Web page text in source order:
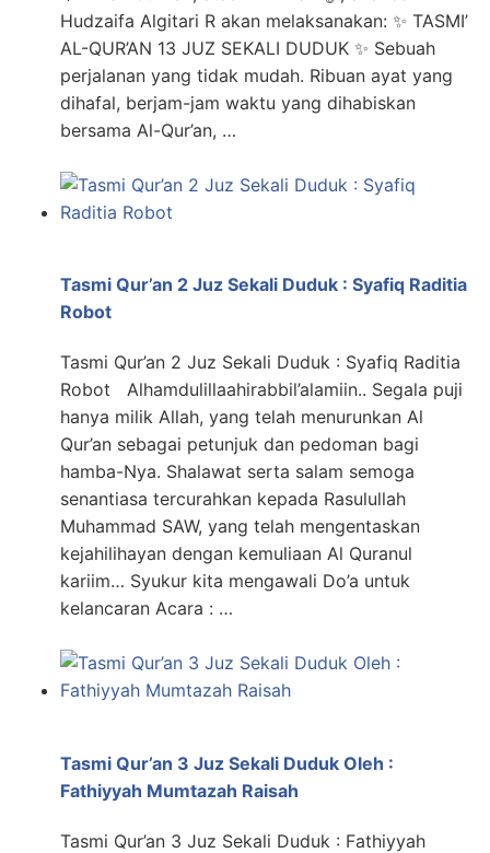
Hudzaifa Algitari R akan melaksanakan: ✨ TASMI’
AL-QUR’AN 13 JUZ SEKALI DUDUK ✨ Sebuah
perjalanan yang tidak mudah. Ribuan ayat yang
dihafal, berjam-jam waktu yang dihabiskan
bersama Al-Qur’an, …
Tasmi Qur’an 2 Juz Sekali Duduk : Syafiq Raditia
Robot
Tasmi Qur’an 2 Juz Sekali Duduk : Syafiq Raditia
Robot Alhamdulillaahirabbil’alamiin.. Segala puji
hanya milik Allah, yang telah menurunkan Al
Qur’an sebagai petunjuk dan pedoman bagi
hamba-Nya. Shalawat serta salam semoga
senantiasa tercurahkan kepada Rasulullah
Muhammad SAW, yang telah mengentaskan
kejahilihayan dengan kemuliaan Al Quranul
kariim… Syukur kita mengawali Do’a untuk
kelancaran Acara : …
Tasmi Qur’an 3 Juz Sekali Duduk Oleh :
Fathiyyah Mumtazah Raisah
Tasmi Qur’an 3 Juz Sekali Duduk : Fathiyyah